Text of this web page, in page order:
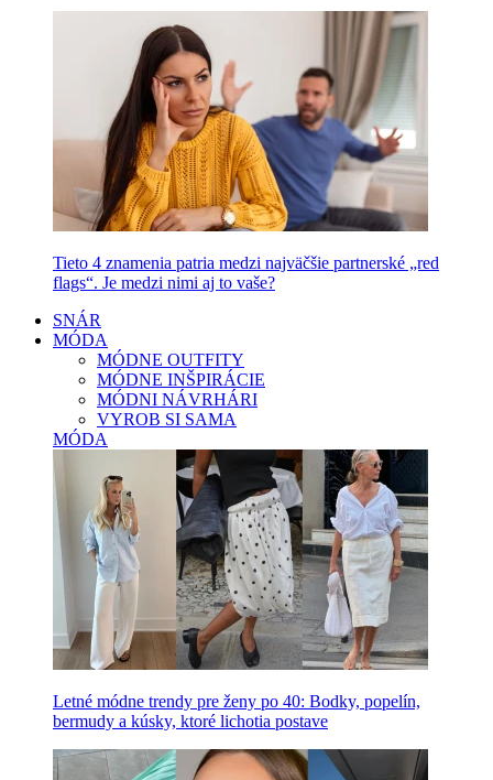
Tieto 4 znamenia patria medzi najväčšie partnerské „red
flags“. Je medzi nimi aj to vaše?
SNÁR
MÓDA
MÓDNE OUTFITY
MÓDNE INŠPIRÁCIE
MÓDNI NÁVRHÁRI
VYROB SI SAMA
MÓDA
Letné módne trendy pre ženy po 40: Bodky, popelín,
bermudy a kúsky, ktoré lichotia postave